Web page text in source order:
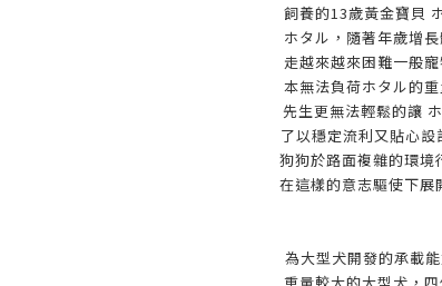
飼養的13歲黃金寶貝
ホタル，隨著年歲增
走越來越來困難一般
本無法負荷ホタル的
先生更無法輕鬆的讓
了以穩定流利又貼心
狗狗於路面複雜的環
在這樣的意志驅使下
為大型犬開發的承載